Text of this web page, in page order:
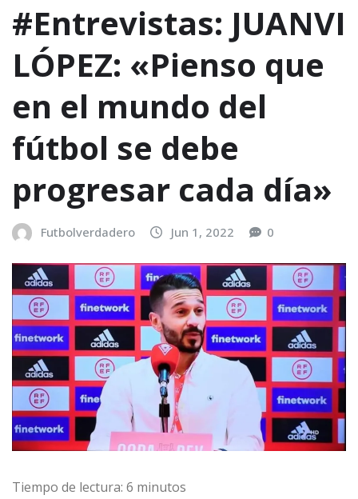
#Entrevistas: JUANVI
LÓPEZ: «Pienso que
en el mundo del
fútbol se debe
progresar cada día»
Futbolverdadero Jun 1, 2022 0
Tiempo de lectura: 6 minutos